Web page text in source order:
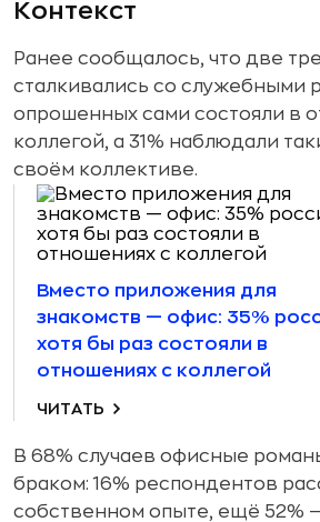
Контекст
Ранее сообщалось, что две
сталкивались со служебными
опрошенных сами состояли в
коллегой, а 31% наблюдали
своём коллективе.
Вместо приложения для
знакомств — офис: 35%
хотя бы раз состояли в
отношениях с коллегой
ЧИТАТЬ
В 68% случаев офисные
браком: 16% респондентов
собственном опыте, ещё 52%